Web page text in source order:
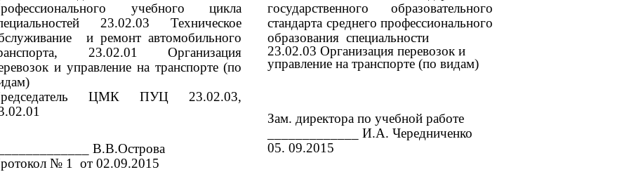
учебного цикла
23.02.03 Техническое
и ремонт автомобильного
23.02.01 Организация
и управление на транспорте (по
ЦМК ПУЦ 23.02.03,
В.В.Острова
№ 1 от 02.09.2015
государственного образовательного
стандарта среднего профессионального
образования специальности
23.02.03 Организация перевозок и
управление на транспорте (по видам)
Зам. директора по учебной работе
_____________ И.А. Чередниченко
05. 09.2015